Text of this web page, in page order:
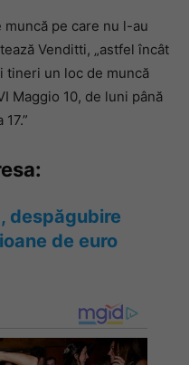
muncă pe care nu l-au
Venditti, „astfel încât
tineri un loc de muncă
Maggio 10, de luni până
despăgubire
de euro